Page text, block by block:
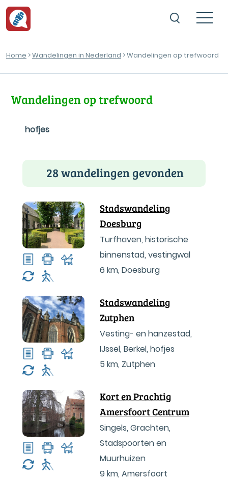
Home >Wandelingen in Nederland > Wandelingen op trefwoord
Wandelingen op trefwoord
hofjes
28 wandelingen gevonden
Stadswandeling
Doesburg
Turfhaven, historische
binnenstad, vestingwal
6 km, Doesburg
Stadswandeling
Zutphen
Vesting- en hanzestad,
IJssel, Berkel, hofjes
5 km, Zutphen
Kort en Prachtig
Amersfoort Centrum
Singels, Grachten,
Stadspoorten en
Muurhuizen
9 km, Amersfoort